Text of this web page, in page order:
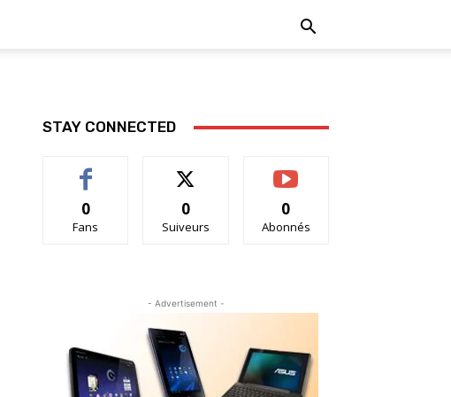
STAY CONNECTED
0
Fans
0
Suiveurs
0
Abonnés
- Advertisement -